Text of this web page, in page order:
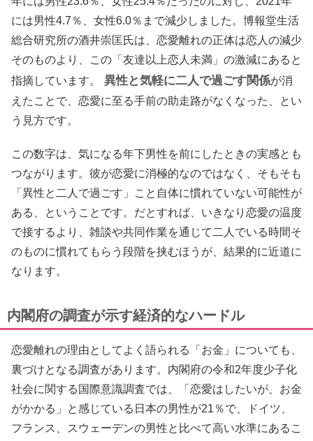
には男性4.7％、女性6.0％まで減少しました。博報堂生活
総合研究所の酒井崇匡氏は、恋愛離れの正体は恋人の減少
そのものより、この「友達以上恋人未満」の激減にあると
指摘しています。
異性と気軽に二人で過ごす関係が消
えたことで、恋愛に至る手前の助走路がなくなった、とい
う見方です。
この数字は、気になる年下男性を前にしたときの実感とも
つながります。彼が恋愛に消極的なのではなく、そもそも
「異性と二人で過ごす」こと自体に慣れていない可能性が
ある、ということです。だとすれば、いきなり恋愛の温度
で接するより、雑談や共同作業を通じて二人でいる時間そ
のものに慣れてもらう段階を挟むほうが、結果的に近道に
なります。
内閣府の調査が示す経済的なハードル
恋愛離れの理由としてよく語られる「お金」についても、
裏づけとなる調査があります。内閣府の令和2年度少子化
社会に関する国際意識調査では、「恋愛はしたいが、お金
がかかる」と感じている日本の男性が21％で、ドイツ、
フランス、スウェーデンの男性と比べて高い水準にあるこ